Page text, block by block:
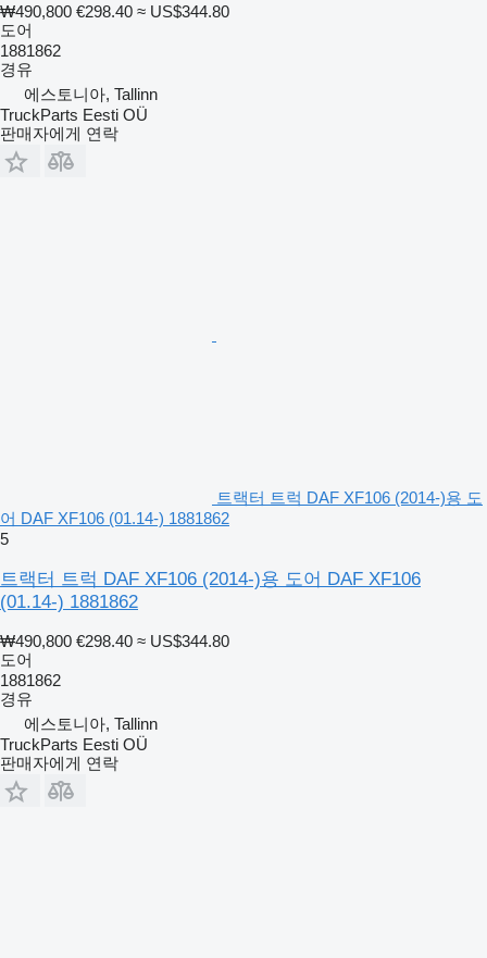
₩490,800 €298.40 ≈ US$344.80
도어
1881862
경유
에스토니아, Tallinn
TruckParts Eesti OÜ
판매자에게 연락
트랙터 트럭 DAF XF106 (2014-)용 도
어 DAF XF106 (01.14-) 1881862
5
트랙터 트럭 DAF XF106 (2014-)용 도어 DAF XF106
(01.14-) 1881862
₩490,800 €298.40 ≈ US$344.80
도어
1881862
경유
에스토니아, Tallinn
TruckParts Eesti OÜ
판매자에게 연락